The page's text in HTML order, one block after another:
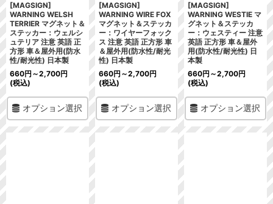
[MAGSIGN]
WARNING WELSH
TERRIER マグネット＆
ステッカー：ウェルシ
ュテリア 注意 英語 正
方形 車＆屋外用(防水
性/耐光性) 日本製
660円 ～2,700円
(税込)
オプション選択
[MAGSIGN]
WARNING WIRE FOX
マグネット＆ステッカ
ー：ワイヤーフォック
ス 注意 英語 正方形 車
＆屋外用(防水性/耐光
性) 日本製
660円 ～2,700円
(税込)
オプション選択
[MAGSIGN]
WARNING WESTIE マ
グネット＆ステッカ
ー：ウェスティー 注意
英語 正方形 車＆屋外
用(防水性/耐光性) 日
本製
660円 ～2,700円
(税込)
オプション選択